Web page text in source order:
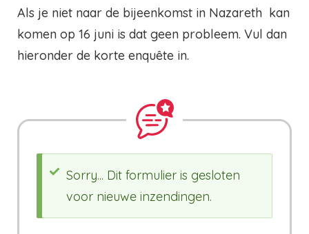
Als je niet naar de bijeenkomst in Nazareth kan
komen op 16 juni is dat geen probleem. Vul dan
hieronder de korte enquête in.
Statusbericht
Sorry... Dit formulier is gesloten
voor nieuwe inzendingen.